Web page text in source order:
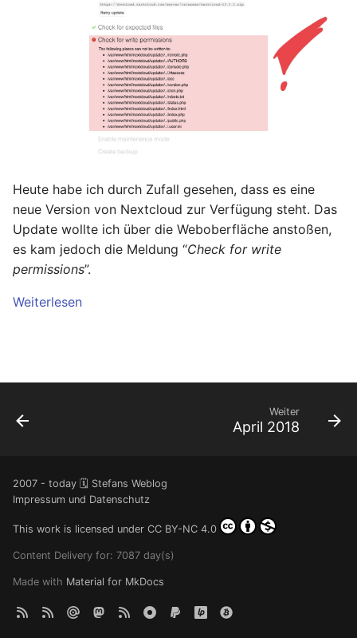
Heute habe ich durch Zufall gesehen, dass es eine
neue Version von Nextcloud zur Verfügung steht. Das
Update wollte ich über die Weboberfläche anstoßen,
es kam jedoch die Meldung “Check for write
permissions”.
Weiterlesen
Weiter
April 2018
2007 - today 🗓️ Stefans Weblog
Impressum und Datenschutz
This work is licensed under CC BY-NC 4.0
Content Delivery for: 7087 day(s)
Made with Material for MkDocs